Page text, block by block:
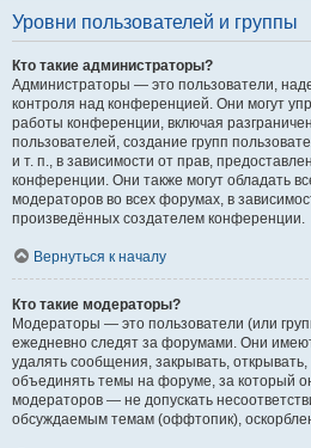
Уровни пользователей и группы
Кто такие администраторы?
Администраторы — это пользователи,
контроля над конференцией. Они могут
работы конференции, включая
пользователей, создание групп
и т. п., в зависимости от прав,
конференции. Они также могут обладать
модераторов во всех форумах, в
произведённых создателем конференции.
Вернуться к началу
Кто такие модераторы?
Модераторы — это пользователи (или
ежедневно следят за форумами. Они
удалять сообщения, закрывать,
объединять темы на форуме, за который
модераторов — не допускать
обсуждаемым темам (оффтопик),